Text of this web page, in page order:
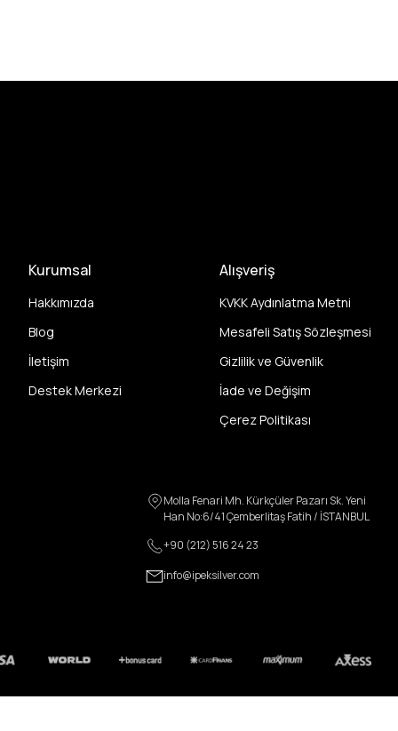
Kurumsal
Hakkımızda
Blog
İletişim
Destek Merkezi
Alışveriş
KVKK Aydınlatma Metni
Mesafeli Satış Sözleşmesi
Gizlilik ve Güvenlik
İade ve Değişim
Çerez Politikası
Molla Fenari Mh. Kürkçüler Pazarı Sk. Yeni
Han No:6/41 Çemberlitaş Fatih / İSTANBUL
+90 (212) 516 24 23
info@ipeksilver.com